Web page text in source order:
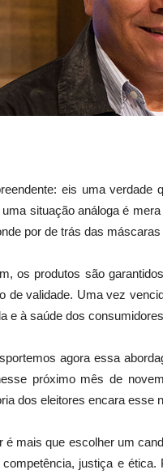
eis uma
situação análoga é
por de trás das
os produtos são
de validade. Uma vez
e à saúde dos
agora essa
próximo mês de
dos eleitores encara esse
é mais que escolher um
justiça e